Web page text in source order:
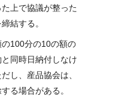
上で協議が整った
結する。
の100分の10の額の
同時日納付しなけ
し、産品協会は、
る場合がある。